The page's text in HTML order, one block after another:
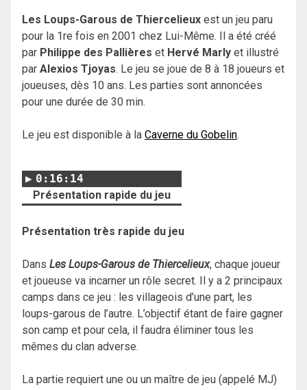
Les Loups-Garous de Thiercelieux est un jeu paru
pour la 1re fois en 2001 chez Lui-Même. Il a été créé
par Philippe des Pallières et Hervé Marly et illustré
par Alexios Tjoyas. Le jeu se joue de 8 à 18 joueurs et
joueuses, dès 10 ans. Les parties sont annoncées
pour une durée de 30 min.
Le jeu est disponible à la Caverne du Gobelin.
0:16:14
Présentation rapide du jeu
Présentation très rapide du jeu
Dans Les Loups-Garous de Thiercelieux, chaque joueur
et joueuse va incarner un rôle secret. Il y a 2 principaux
camps dans ce jeu : les villageois d’une part, les
loups-garous de l’autre. L’objectif étant de faire gagner
son camp et pour cela, il faudra éliminer tous les
mêmes du clan adverse.
La partie requiert une ou un maître de jeu (appelé MJ)